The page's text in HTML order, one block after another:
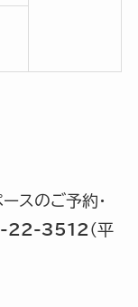
スのご予約・
22-3512 （平